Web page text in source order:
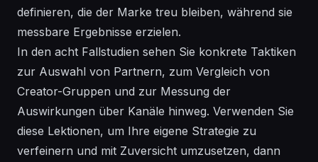
definieren, die der Marke treu bleiben, während sie
messbare Ergebnisse erzielen.
In den acht Fallstudien sehen Sie konkrete Taktiken
zur Auswahl von Partnern, zum Vergleich von
Creator-Gruppen und zur Messung der
Auswirkungen über Kanäle hinweg. Verwenden Sie
diese Lektionen, um Ihre eigene Strategie zu
verfeinern und mit Zuversicht umzusetzen, dann